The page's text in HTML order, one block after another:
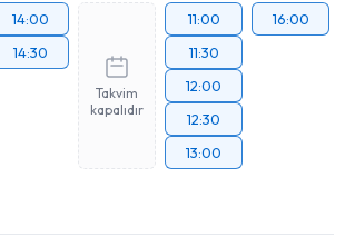
14:00
14:30
Takvim
kapalıdır
11:00
11:30
12:00
12:30
13:00
16:00